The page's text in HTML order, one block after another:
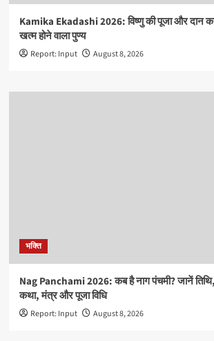
Kamika Ekadashi 2026: विष्णु की पूजा और दान
खत्म होने वाला पुण्य
Report: Input August 8, 2026
भक्ति
Nag Panchami 2026: कब है नाग पंचमी? जानें तिथि,
कथा, मंत्र और पूजा विधि
Report: Input August 8, 2026